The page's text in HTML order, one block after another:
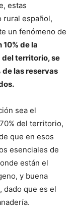
estas
rural español,
un fenómeno de
10% de la
del territorio, se
las reservas
sea el
del territorio,
que en esos
esenciales de
están el
y buena
dado que es el